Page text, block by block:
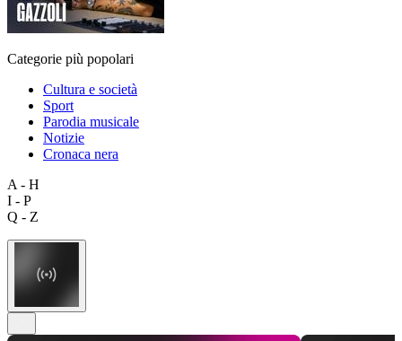
Categorie più popolari
Cultura e società
Sport
Parodia musicale
Notizie
Cronaca nera
A - H
I - P
Q - Z